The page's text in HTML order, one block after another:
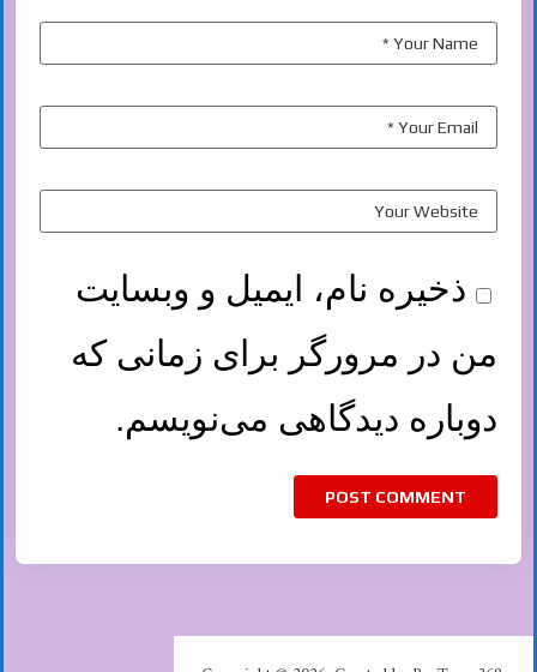
ذخیره نام، ایمیل و وبسایت
من در مرورگر برای زمانی که
دوباره دیدگاهی می‌نویسم.